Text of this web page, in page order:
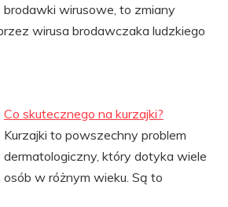
brodawki wirusowe, to zmiany
wirusa brodawczaka ludzkiego
Co skutecznego na kurzajki?
Kurzajki to powszechny problem
dermatologiczny, który dotyka wiele
osób w różnym wieku. Są to